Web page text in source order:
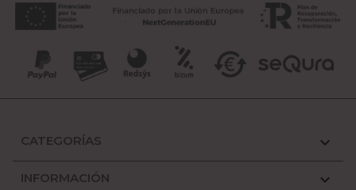
CATEGORÍAS 
INFORMACIÓN 